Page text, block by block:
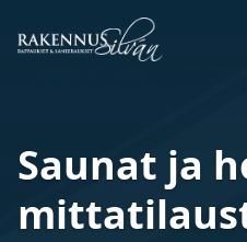
Saunat ja